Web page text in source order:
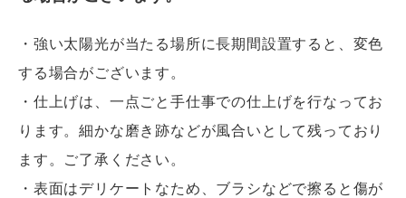
・強い太陽光が当たる場所に長期間設置すると、変色
する場合がございます。
・仕上げは、一点ごと手仕事での仕上げを行なってお
ります。細かな磨き跡などが風合いとして残っており
ます。ご了承ください。
・表面はデリケートなため、ブラシなどで擦ると傷が